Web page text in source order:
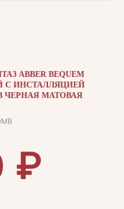
ABBER BEQUEM
С ИНСТАЛЛЯЦИЕЙ
ЧЕРНАЯ МАТОВАЯ
₽